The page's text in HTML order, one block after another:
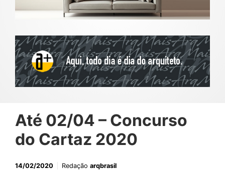
Até 02/04 – Concurso
do Cartaz 2020
14/02/2020 Redação arqbrasil